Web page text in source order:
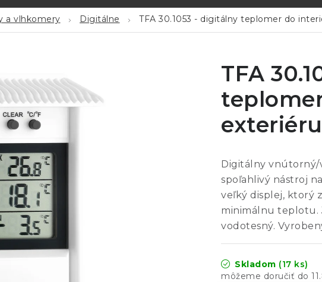
a vlhkomery Digitálne TFA 30.1053 - digitálny teplomer do
TFA
exteriéru
Digitálny vnútorný/
spoľahlivý nástroj
veľký displej, ktorý
minimálnu teplotu.
vodotesný.
Skladom (17 ks)